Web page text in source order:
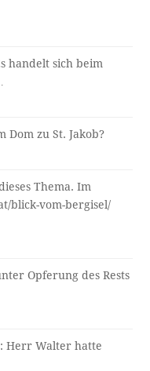
handelt sich beim
Dom zu St. Jakob?
Thema. Im
blick-vom-bergisel/
Opferung des Rests
Herr Walter hatte